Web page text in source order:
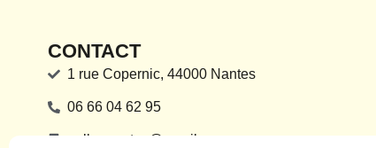
CONTACT
1 rue Copernic, 44000 Nantes
06 66 04 62 95
pollennantes@gmail.com